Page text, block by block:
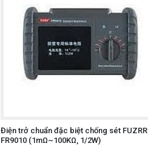
Điện trở chuẩn đặc biệt chống sét FUZRR
FR9010 (1mΩ~100KΩ, 1/2W)